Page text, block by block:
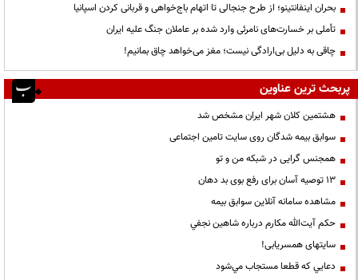
بحران اینفانتینو؛ از طرح جنجالی تا اتهام باج‌خواهی و قربانی کردن اسپانیا
تأملی بر خسارت‌های نامرئی وارد شده بر عاملان جنگ علیه ایران
چاقی به دلیل بی‌ارادگی نیست؛ مغز می‌خواهد چاق بمانیم!
پربحث ترین عناوین
هشتمین کلان شهر ایران مشخص شد
سوابق بیمه شدگان روی سایت تامین اجتماعی
همجنس گرایی در شبکه من و تو
13 توصیه آسان برای رفع بوی بد دهان
مشاهده سامانه آنلاين سوابق بیمه
حكم آيت‌الله مكارم درباره شاهين نجفي
سایتهای همسریابی!
دعايي كه قطعا مستجاب مي‌شود